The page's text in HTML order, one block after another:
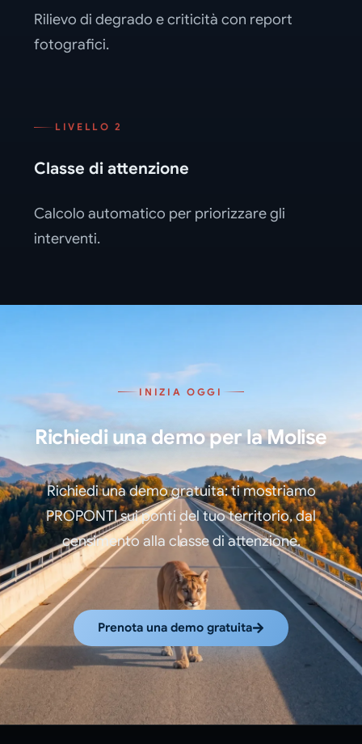
Rilievo di degrado e criticità con report
fotografici.
LIVELLO 2
Classe di attenzione
Calcolo automatico per priorizzare gli
interventi.
INIZIA OGGI
Richiedi una demo per la Molise
Richiedi una demo gratuita: ti mostriamo
PROPONTI sui ponti del tuo territorio, dal
censimento alla classe di attenzione.
Prenota una demo gratuita